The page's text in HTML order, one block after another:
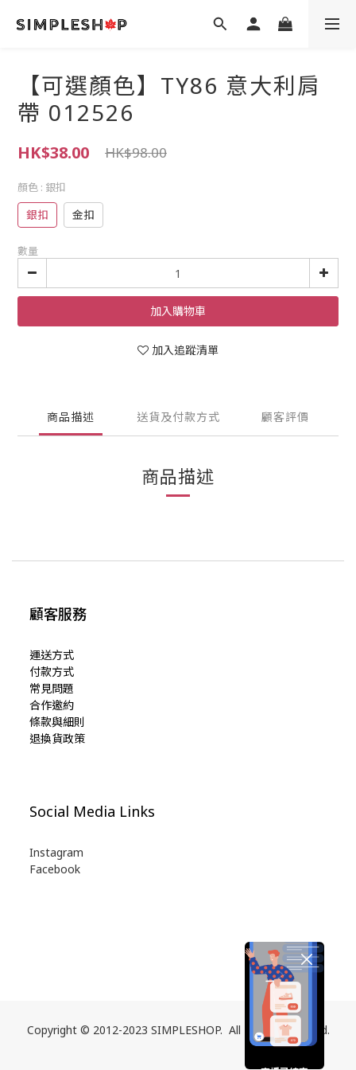
【可選顏色】TY86 意大利肩
帶 012526
HK$38.00 HK$98.00
顏色 : 銀扣
銀扣 金扣
數量
加入購物車
加入追蹤清單
商品描述 送貨及付款方式 顧客評價
商品描述
顧客服務
運送方式
付款方式
常見問題
合作邀約
條款與細則
退換貨政策
Social Media Links
Instagram
Facebook
Copyright © 2012-2023 SIMPLESHOP. All Rights Reserved.